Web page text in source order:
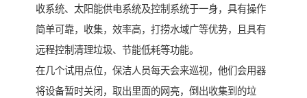
收系统、太阳能供电系统及控制系统于一身，具有操作
简单可靠，收集，效率高，打捞水域广等优势，且具有
远程控制清理垃圾、节能低耗等功能。
在几个试用点位，保洁人员每天会来巡视，他们会用器
将设备暂时关闭，取出里面的网亮，倒出收集到的垃